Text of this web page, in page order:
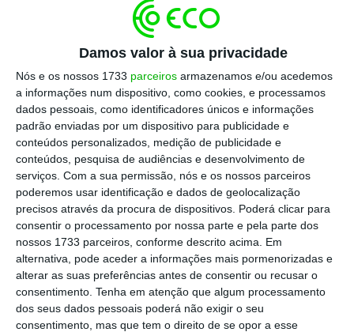
Damos valor à sua privacidade
Nós e os nossos 1733 parceiros armazenamos e/ou acedemos
a informações num dispositivo, como cookies, e processamos
dados pessoais, como identificadores únicos e informações
padrão enviadas por um dispositivo para publicidade e
conteúdos personalizados, medição de publicidade e
conteúdos, pesquisa de audiências e desenvolvimento de
serviços. Com a sua permissão, nós e os nossos parceiros
poderemos usar identificação e dados de geolocalização
precisos através da procura de dispositivos. Poderá clicar para
consentir o processamento por nossa parte e pela parte dos
nossos 1733 parceiros, conforme descrito acima. Em
alternativa, pode aceder a informações mais pormenorizadas e
alterar as suas preferências antes de consentir ou recusar o
consentimento. Tenha em atenção que algum processamento
dos seus dados pessoais poderá não exigir o seu
consentimento, mas que tem o direito de se opor a esse
https://eco.sapo.pt/quote/andrea-nahles-as-ajudas-de-subsistencia-devem-ser-pedidas-no-pais-de-6/ Copiar
Assine o ECO Premium
No momento em que a informação é
mais importante do que nunca, apoie
o jornalismo independente e rigoroso.
De que forma? Assine o ECO Premium e
tenha acesso a notícias exclusivas, à
opinião que conta, às reportagens e
especiais que mostram o outro lado da
história.